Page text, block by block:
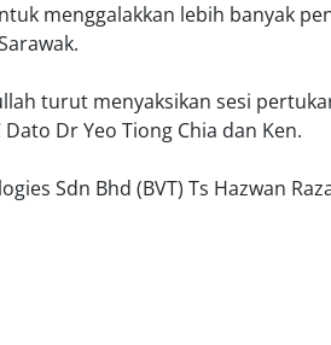
menggalakkan lebih banyak
turut menyaksikan sesi
Dr Yeo Tiong Chia dan Ken.
Sdn Bhd (BVT) Ts Hazwan